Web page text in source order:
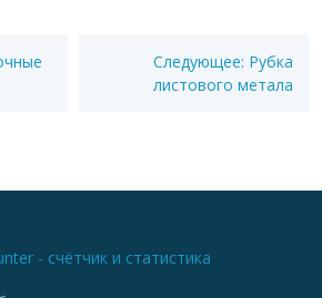
Следующее: Рубка
листового метала